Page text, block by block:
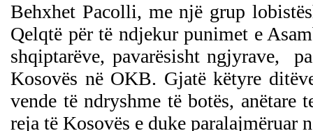
Behxhet Pacolli, me një grup
Qelqtë për të ndjekur punimet e
shqiptarëve, pavarësisht ngjyrave,
Kosovës në OKB. Gjatë këtyre
vende të ndryshme të botës,
reja të Kosovës e duke paralajmëruar